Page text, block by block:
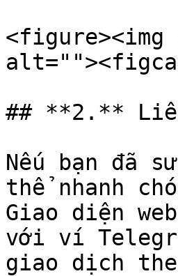
<figure><img
## **2.**
Nếu bạn đã
thể nhanh
Giao diện
với ví
giao dịch